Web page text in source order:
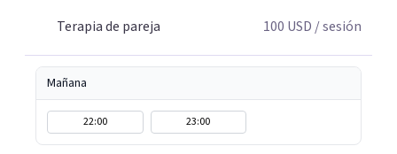
Terapia de pareja
100 USD / sesión
Mañana
22:00 23:00